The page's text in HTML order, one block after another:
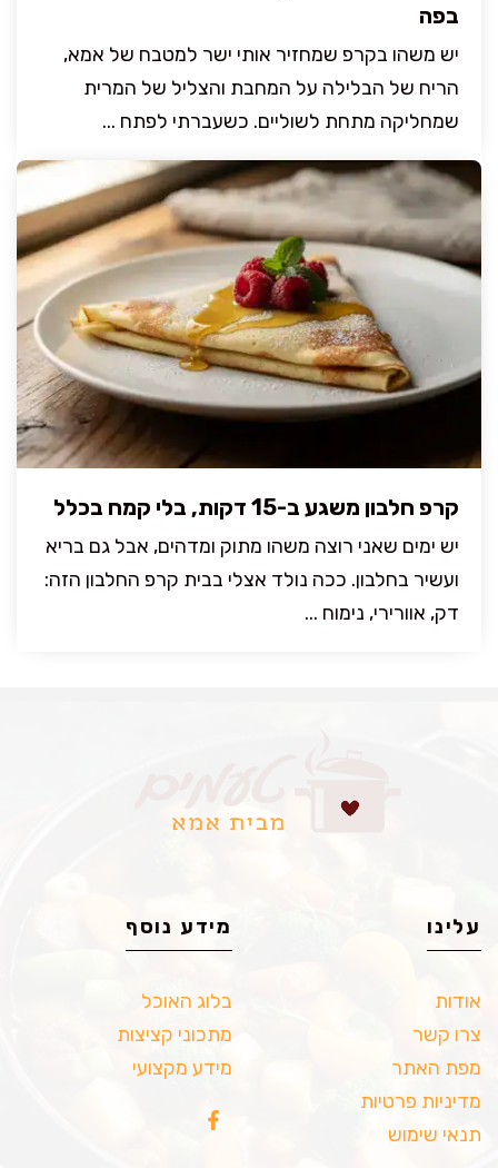
בפה
יש משהו בקרפ שמחזיר אותי ישר למטבח של אמא,
הריח של הבלילה על המחבת והצליל של המרית
שמחליקה מתחת לשוליים. כשעברתי לפתח ...
קרפ חלבון משגע ב-15 דקות, בלי קמח בכלל
יש ימים שאני רוצה משהו מתוק ומדהים, אבל גם בריא
ועשיר בחלבון. ככה נולד אצלי בבית קרפ החלבון הזה:
דק, אוורירי, נימוח ...
עלינו
אודות
צרו קשר
מפת האתר
מדיניות פרטיות
תנאי שימוש
מידע נוסף
בלוג האוכל
מתכוני קציצות
מידע מקצועי